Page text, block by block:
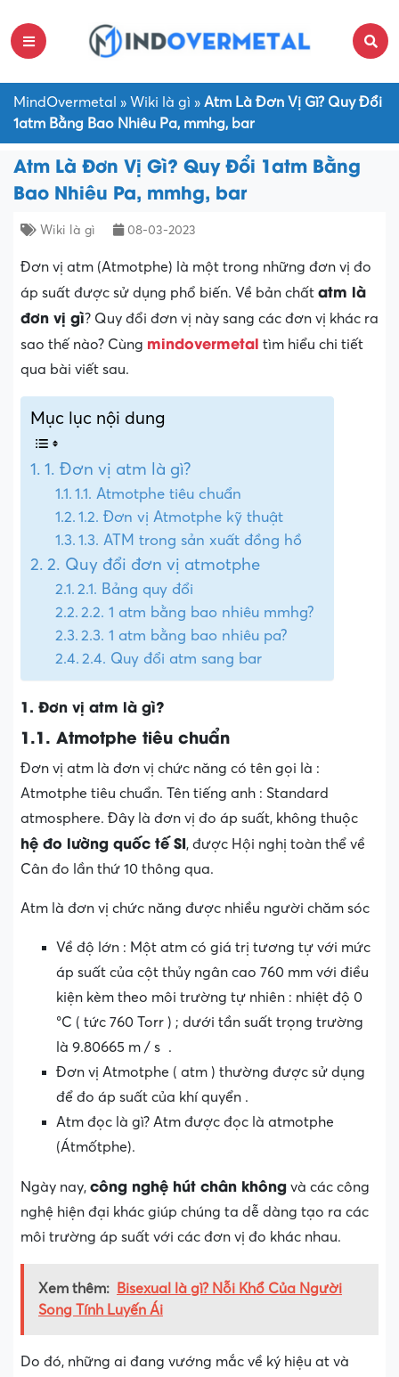
MindOvermetal » Wiki là gì » Atm Là Đơn Vị Gì? Quy Đổi
1atm Bằng Bao Nhiêu Pa, mmhg, bar
Atm Là Đơn Vị Gì? Quy Đổi 1atm Bằng
Bao Nhiêu Pa, mmhg, bar
Wiki là gì 08-03-2023
Đơn vị atm (Atmotphe) là một trong những đơn vị đo
áp suất được sử dụng phổ biến. Về bản chất atm là
đơn vị gì? Quy đổi đơn vị này sang các đơn vị khác ra
sao thế nào? Cùng mindovermetal tìm hiểu chi tiết
qua bài viết sau.
Mục lục nội dung
1. Đơn vị atm là gì?
1.1. Atmotphe tiêu chuẩn
1.2. Đơn vị Atmotphe kỹ thuật
1.3. ATM trong sản xuất đồng hồ
2. Quy đổi đơn vị atmotphe
2.1. Bảng quy đổi
2.2. 1 atm bằng bao nhiêu mmhg?
2.3. 1 atm bằng bao nhiêu pa?
2.4. Quy đổi atm sang bar
1. Đơn vị atm là gì?
1.1. Atmotphe tiêu chuẩn
Đơn vị atm là đơn vị chức năng có tên gọi là :
Atmotphe tiêu chuẩn. Tên tiếng anh : Standard
atmosphere. Đây là đơn vị đo áp suất, không thuộc
hệ đo lường quốc tế SI, được Hội nghị toàn thể về
Cân đo lần thứ 10 thông qua.
Atm là đơn vị chức năng được nhiều người chăm sóc
Về độ lớn : Một atm có giá trị tương tự với mức
áp suất của cột thủy ngân cao 760 mm với điều
kiện kèm theo môi trường tự nhiên : nhiệt độ 0
°C ( tức 760 Torr ) ; dưới tần suất trọng trường
là 9.80665 m / s² .
Đơn vị Atmotphe ( atm ) thường được sử dụng
để đo áp suất của khí quyển .
Atm đọc là gì? Atm được đọc là atmotphe
(Átmốtphe).
Ngày nay, công nghệ hút chân không và các công
nghệ hiện đại khác giúp chúng ta dễ dàng tạo ra các
môi trường áp suất với các đơn vị đo khác nhau.
Xem thêm:
Bisexual là gì? Nỗi Khổ Của Người
Song Tính Luyến Ái
Do đó, những ai đang vướng mắc về ký hiệu at và